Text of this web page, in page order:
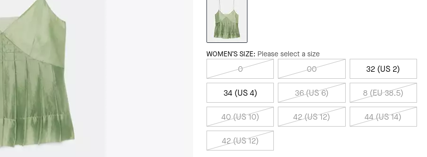
WOMEN’S SIZE: Please select a size
0 00 32 (US 2)
34 (US 4) 36 (US 6) 8 (EU 38.5)
40 (US 10) 42 (US 12) 44 (US 14)
42 (US 12)